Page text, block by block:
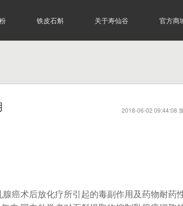
铁皮石斛 关于寿仙谷 官方商
2018-06-02 09:44:08
癌术后放化疗所引起的毒副作用及药物耐药